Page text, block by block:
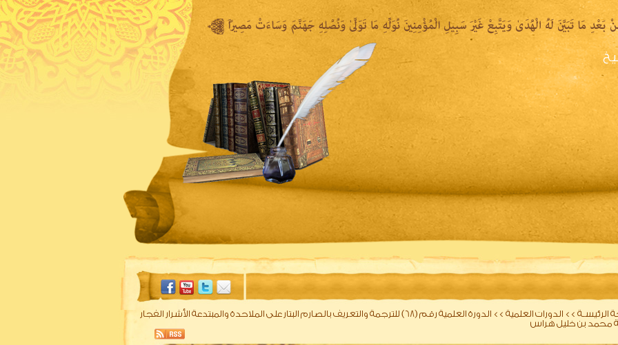
الشيخ المكتبة المقروءة المكتبة الصوتية المكتبة المرئية
الرئيسـة >> الدورات العلمية >>
الدورة العلمية رقم (68) للترجمة والتعريف بالصارم البتار على الملاحدة والمبتدعة الأشرار الفجار
محمد بن خليل هراس